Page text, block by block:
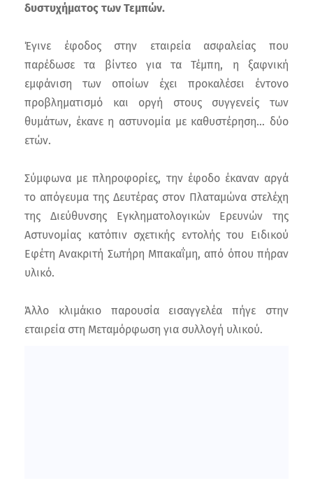
δυστυχήματος των Τεμπών.
Έγινε έφοδος στην εταιρεία ασφαλείας που
παρέδωσε τα βίντεο για τα Τέμπη, η ξαφνική
εμφάνιση των οποίων έχει προκαλέσει έντονο
προβληματισμό και οργή στους συγγενείς των
θυμάτων, έκανε η αστυνομία με καθυστέρηση… δύο
ετών.
Σύμφωνα με πληροφορίες, την έφοδο έκαναν αργά
το απόγευμα της Δευτέρας στον Πλαταμώνα στελέχη
της Διεύθυνσης Εγκληματολογικών Ερευνών της
Αστυνομίας κατόπιν σχετικής εντολής του Ειδικού
Εφέτη Ανακριτή Σωτήρη Μπακαΐμη, από όπου πήραν
υλικό.
Άλλο κλιμάκιο παρουσία εισαγγελέα πήγε στην
εταιρεία στη Μεταμόρφωση για συλλογή υλικού.